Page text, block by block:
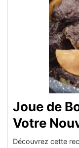
Joue de
Votre
Découvrez cette